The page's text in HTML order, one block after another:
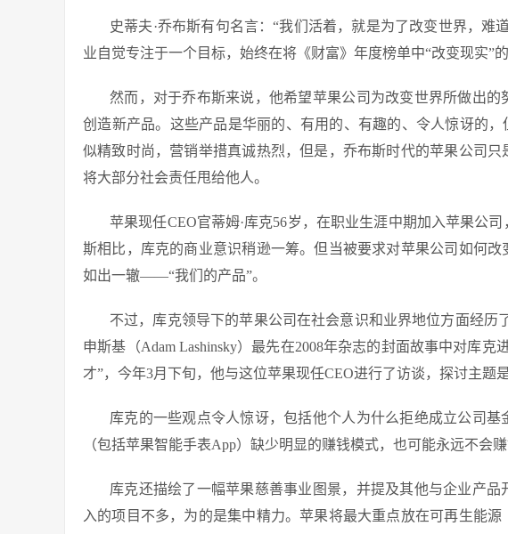
史蒂夫·乔布斯有句名言：“我们活着，就是为了改变世界，难
业自觉专注于一个目标，始终在将《财富》年度榜单中“改变现实”
然而，对于乔布斯来说，他希望苹果公司为改变世界所做出
创造新产品。这些产品是华丽的、有用的、有趣的、令人惊讶的
似精致时尚，营销举措真诚热烈，但是，乔布斯时代的苹果公司
将大部分社会责任甩给他人。
苹果现任CEO官蒂姆·库克56岁，在职业生涯中期加入苹果公
斯相比，库克的商业意识稍逊一筹。但当被要求对苹果公司如何
如出一辙——“我们的产品”。
不过，库克领导下的苹果公司在社会意识和业界地位方面经历
申斯基（Adam Lashinsky）最先在2008年杂志的封面故事中对库
才”，今年3月下旬，他与这位苹果现任CEO进行了访谈，探讨主题
库克的一些观点令人惊讶，包括他个人为什么拒绝成立公司
（包括苹果智能手表App）缺少明显的赚钱模式，也可能永远不会赚
库克还描绘了一幅苹果慈善事业图景，并提及其他与企业产
入的项目不多，为的是集中精力。苹果将最大重点放在可再生能